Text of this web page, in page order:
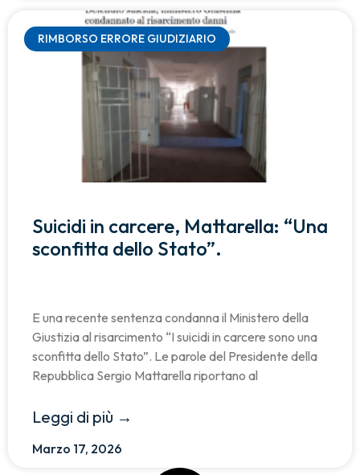
RIMBORSO ERRORE GIUDIZIARIO
Suicidi in carcere, Mattarella: “Una
sconfitta dello Stato”.
E una recente sentenza condanna il Ministero della
Giustizia al risarcimento “I suicidi in carcere sono una
sconfitta dello Stato”. Le parole del Presidente della
Repubblica Sergio Mattarella riportano al
Leggi di più →
Marzo 17, 2026